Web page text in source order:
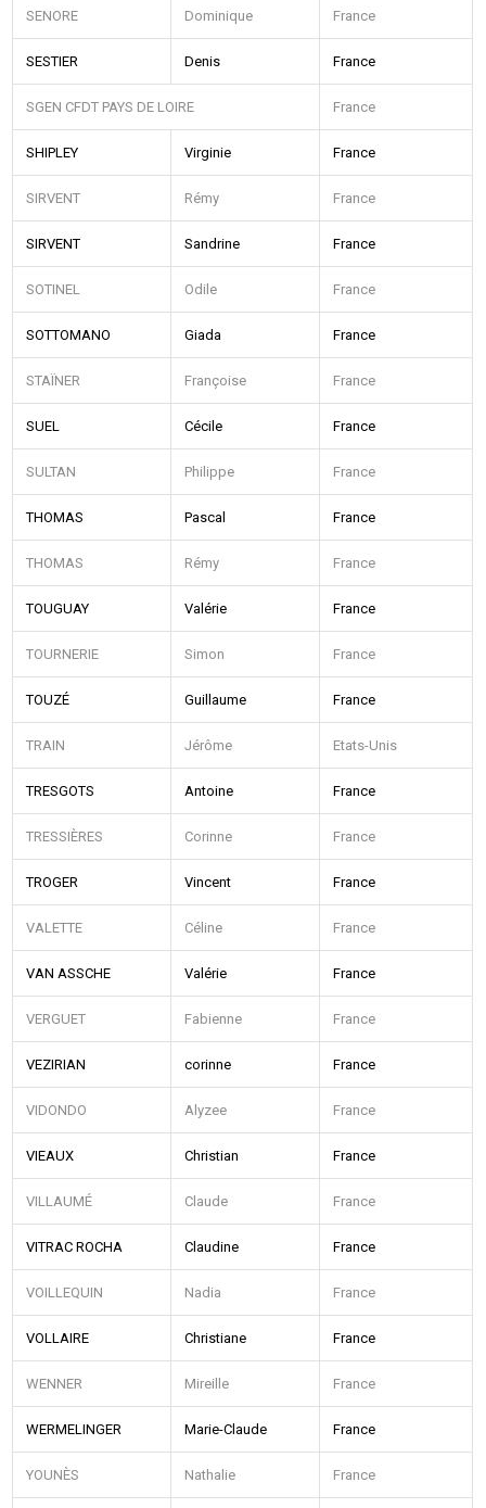
SENORE Dominique France
SESTIER Denis France
SGEN CFDT PAYS DE LOIRE France
SHIPLEY Virginie France
SIRVENT Rémy France
SIRVENT Sandrine France
SOTINEL Odile France
SOTTOMANO Giada France
STAÏNER Françoise France
SUEL Cécile France
SULTAN Philippe France
THOMAS Pascal France
THOMAS Rémy France
TOUGUAY Valérie France
TOURNERIE Simon France
TOUZÉ Guillaume France
TRAIN Jérôme Etats-Unis
TRESGOTS Antoine France
TRESSIÈRES Corinne France
TROGER Vincent France
VALETTE Céline France
VAN ASSCHE Valérie France
VERGUET Fabienne France
VEZIRIAN corinne France
VIDONDO Alyzee France
VIEAUX Christian France
VILLAUMÉ Claude France
VITRAC ROCHA Claudine France
VOILLEQUIN Nadia France
VOLLAIRE Christiane France
WENNER Mireille France
WERMELINGER Marie-Claude France
YOUNÈS Nathalie France